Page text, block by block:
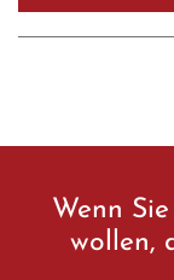
Wenn
wollen,